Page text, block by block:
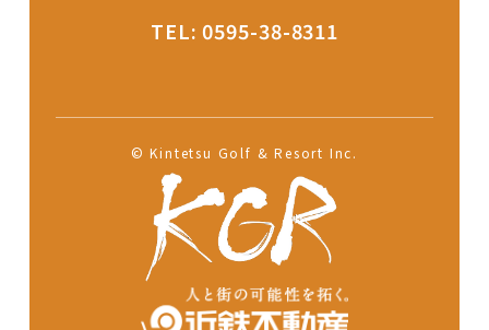
TEL: 0595-38-8311
© Kintetsu Golf & Resort Inc.